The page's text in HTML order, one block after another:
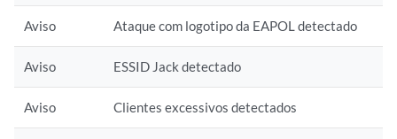
Aviso Ataque com logotipo da EAPOL detectado
Aviso ESSID Jack detectado
Aviso Clientes excessivos detectados